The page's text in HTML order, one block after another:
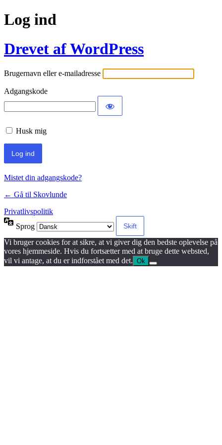
Log ind
Drevet af WordPress
Brugernavn eller e-mailadresse
Adgangskode
Husk mig
Mistet din adgangskode?
← Gå til Skovlunde
Privatlivspolitik
Sprog
Vi bruger cookies for at sikre, at vi giver dig den bedste oplevelse på
vores hjemmeside. Hvis du fortsætter med at bruge dette websted,
vil vi antage, at du er indforstået med det. Ok